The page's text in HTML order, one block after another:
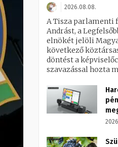
2026.08.08.
A Tisza parlamenti
Andrást, a
elnökét jelöli
következő
döntést a
szavazással hozta